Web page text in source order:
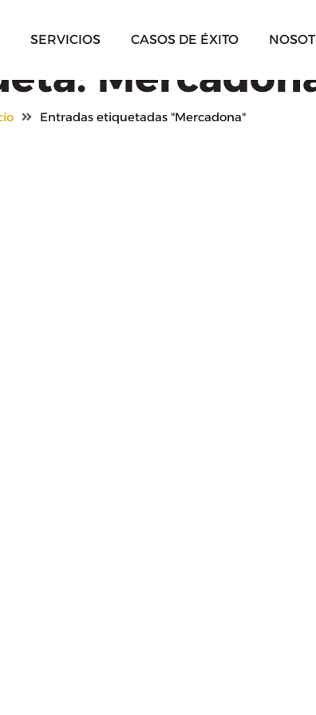
SERVICIOS CASOS DE ÉXITO
Entradas etiquetadas "Mercadona"